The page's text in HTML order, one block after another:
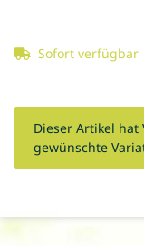
Sofort verfügbar
x
Dieser Artikel hat
gewünschte